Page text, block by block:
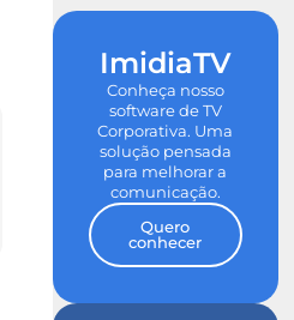
ImidiaTV
Conheça nosso
software de TV
Corporativa. Uma
solução pensada
para melhorar a
comunicação.
Quero
conhecer